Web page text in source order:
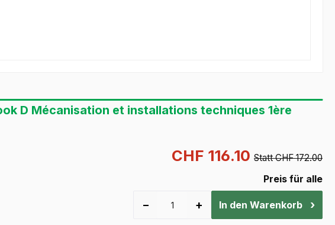
D Mécanisation et installations techniques 1ère
CHF 116.10 Statt CHF 172.00
Preis für alle
− + In den Warenkorb ›